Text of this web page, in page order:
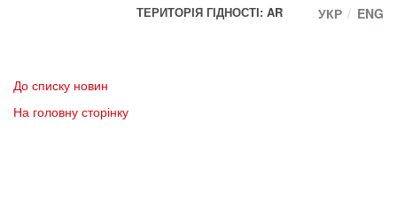
ТЕРИТОРІЯ ГІДНОСТІ: AR
УКР ENG
До списку новин
На головну сторінку